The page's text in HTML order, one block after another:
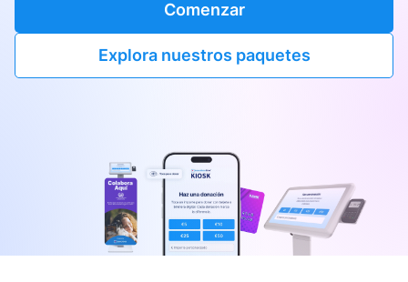
Comenzar
Explora nuestros paquetes